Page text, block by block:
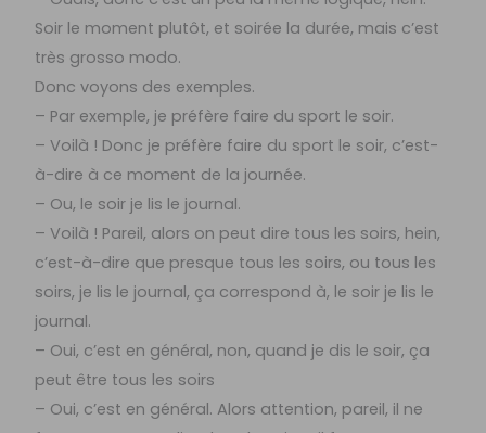
Soir le moment plutôt, et soirée la durée, mais c’est
très grosso modo.
Donc voyons des exemples.
– Par exemple, je préfère faire du sport le soir.
– Voilà ! Donc je préfère faire du sport le soir, c’est-
à-dire à ce moment de la journée.
– Ou, le soir je lis le journal.
– Voilà ! Pareil, alors on peut dire tous les soirs, hein,
c’est-à-dire que presque tous les soirs, ou tous les
soirs, je lis le journal, ça correspond à, le soir je lis le
journal.
– Oui, c’est en général, non, quand je dis le soir, ça
peut être tous les soirs
– Oui, c’est en général. Alors attention, pareil, il ne